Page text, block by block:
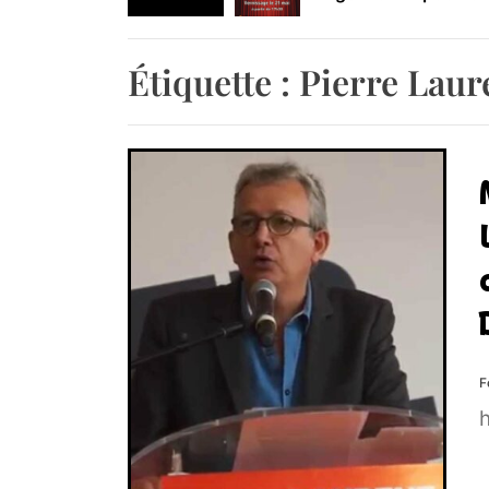
Retrouvez-nous au
Étiquette : Pierre